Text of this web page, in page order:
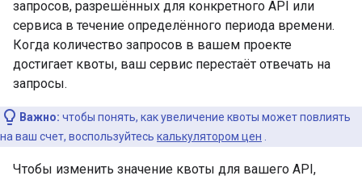
запросов, разрешённых для конкретного API или
сервиса в течение определённого периода времени.
Когда количество запросов в вашем проекте
достигает квоты, ваш сервис перестаёт отвечать на
запросы.
Важно: чтобы понять, как увеличение квоты может повлиять
на ваш счет, воспользуйтесь калькулятором цен
Чтобы изменить значение квоты для вашего API,